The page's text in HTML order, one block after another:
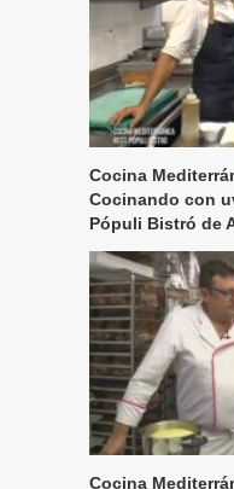
Cocina
Cocinando con
Pópuli Bistró de
Cocina